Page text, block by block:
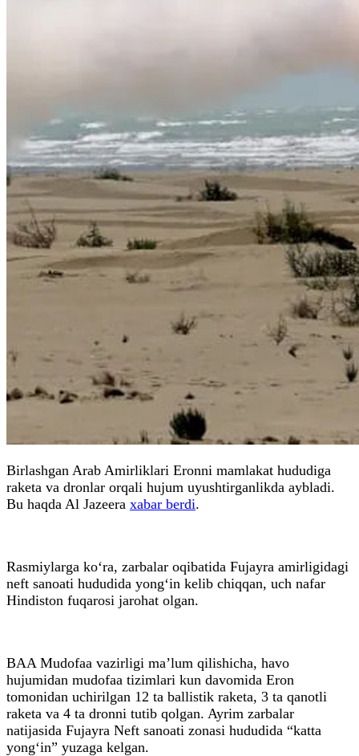
Birlashgan Arab Amirliklari Eronni mamlakat hududiga
raketa va dronlar orqali hujum uyushtirganlikda aybladi.
Bu haqda Al Jazeera xabar berdi.
Rasmiylarga ko‘ra, zarbalar oqibatida Fujayra amirligidagi
neft sanoati hududida yong‘in kelib chiqqan, uch nafar
Hindiston fuqarosi jarohat olgan.
BAA Mudofaa vazirligi ma’lum qilishicha, havo
hujumidan mudofaa tizimlari kun davomida Eron
tomonidan uchirilgan 12 ta ballistik raketa, 3 ta qanotli
raketa va 4 ta dronni tutib qolgan. Ayrim zarbalar
natijasida Fujayra Neft sanoati zonasi hududida “katta
yong‘in” yuzaga kelgan.